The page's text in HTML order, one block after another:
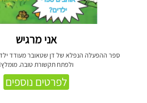
אני מרגיש
ספר ההפעלה הנפלא של דן שטאובר מעודד
ולפתח תקשורת טובה. מומלץ!
לפרטים נוספים